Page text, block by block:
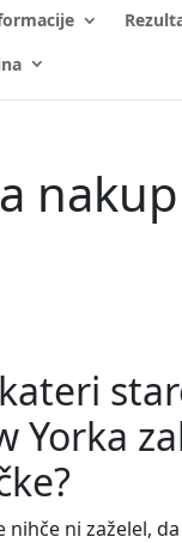
Yorka
nihče ni zaželel,